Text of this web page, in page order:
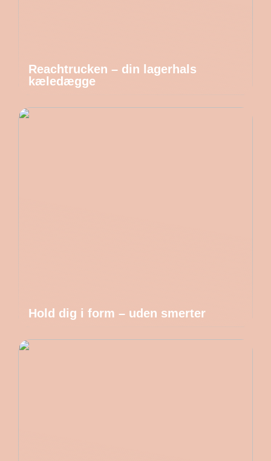
Reachtrucken – din lagerhals
kæledægge
Hold dig i form – uden smerter